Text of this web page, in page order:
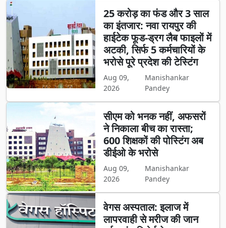
25 करोड़ का फंड और 3 साल
का इंतजार: नवा रायपुर की
हाईटेक फूड-ड्रग लैब फाइलों में
अटकी, सिर्फ 5 कर्मचारियों के
भरोसे पूरे प्रदेश की टेस्टिंग
Aug 09,
2026
Manishankar
Pandey
सीएम को भनक नहीं, अफसरों
ने निकाला बीच का रास्ता;
600 शिक्षकों की पोस्टिंग अब
डीईओ के भरोसे
Aug 09,
2026
Manishankar
Pandey
वेगस अस्पताल: इलाज में
लापरवाही से मरीज की जान